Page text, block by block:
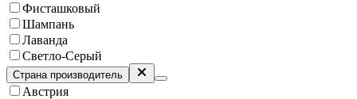
Фисташковый
Шампань
Лаванда
Светло-Серый
Страна производитель
Австрия